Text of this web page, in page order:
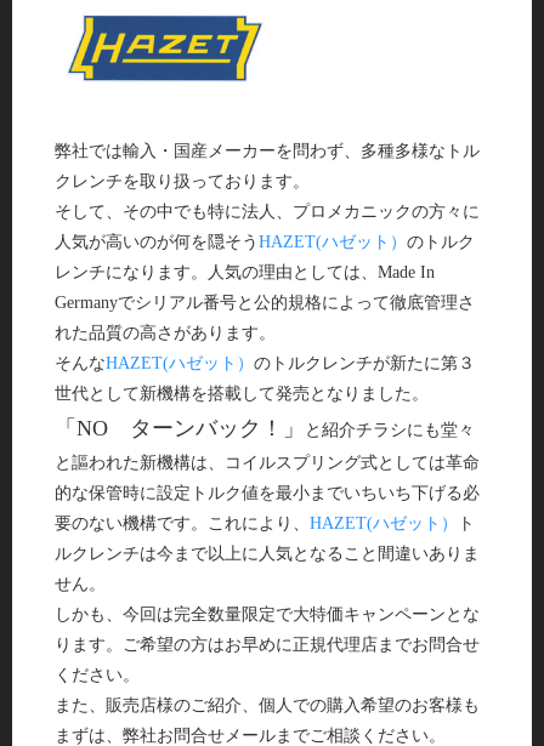
弊社では輸入・国産メーカーを問わず、多種多様なトル
クレンチを取り扱っております。
そして、その中でも特に法人、プロメカニックの方々に
人気が高いのが何を隠そう HAZET(ハゼット） のトルク
レンチになります。人気の理由としては、Made In
Germanyでシリアル番号と公的規格によって徹底管理さ
れた品質の高さがあります。
そんなHAZET(ハゼット） のトルクレンチが新たに第３
世代として新機構を搭載して発売となりました。
「NO ターンバック！」
と紹介チラシにも堂々
と謳われた新機構は、コイルスプリング式としては革命
的な保管時に設定トルク値を最小までいちいち下げる必
要のない機構です。これにより、 HAZET(ハゼット）
ト
ルクレンチは今まで以上に人気となること間違いありま
せん。
しかも、今回は完全数量限定で大特価キャンペーンとな
ります。ご希望の方はお早めに正規代理店までお問合せ
ください。
また、販売店様のご紹介、個人での購入希望のお客様も
まずは、弊社お問合せメールまでご相談ください。